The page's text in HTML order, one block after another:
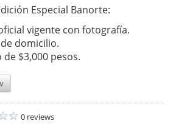
Especial Banorte:
vigente con fotografía.
domicilio.
$3,000 pesos.
0 reviews